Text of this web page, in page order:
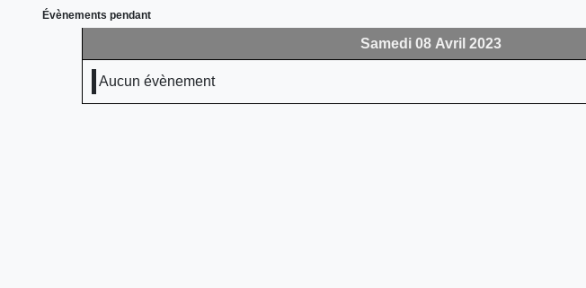
Évènements pendant
Samedi 08 Avril 2023
Aucun évènement